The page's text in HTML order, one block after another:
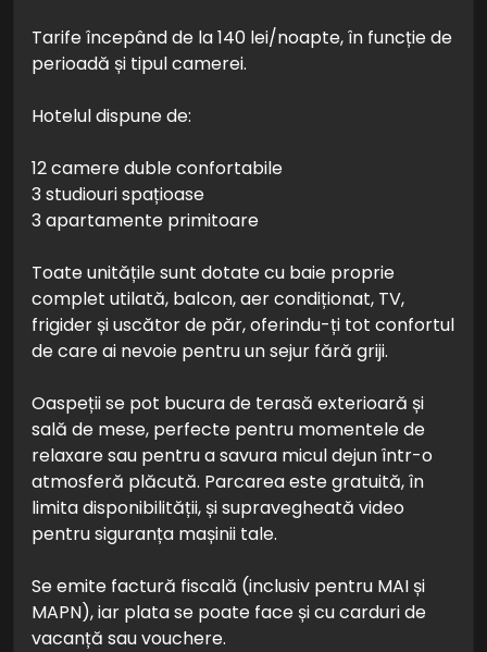
Tarife începând de la 140 lei/noapte, în funcție de
perioadă și tipul camerei.
Hotelul dispune de:
12 camere duble confortabile
3 studiouri spațioase
3 apartamente primitoare
Toate unitățile sunt dotate cu baie proprie
complet utilată, balcon, aer condiționat, TV,
frigider și uscător de păr, oferindu-ți tot confortul
de care ai nevoie pentru un sejur fără griji.
Oaspeții se pot bucura de terasă exterioară și
sală de mese, perfecte pentru momentele de
relaxare sau pentru a savura micul dejun într-o
atmosferă plăcută. Parcarea este gratuită, în
limita disponibilității, și supravegheată video
pentru siguranța mașinii tale.
Se emite factură fiscală (inclusiv pentru MAI și
MAPN), iar plata se poate face și cu carduri de
vacanță sau vouchere.